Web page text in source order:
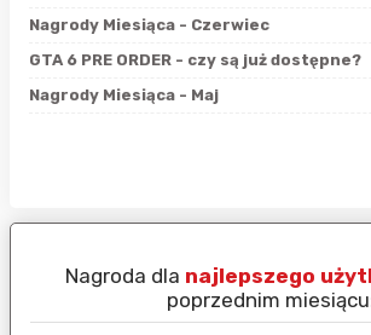
Nagrody Miesiąca - Czerwiec
GTA 6 PRE ORDER - czy są już dostępne?
Nagrody Miesiąca - Maj
Nagroda dla najlepszego
poprzednim